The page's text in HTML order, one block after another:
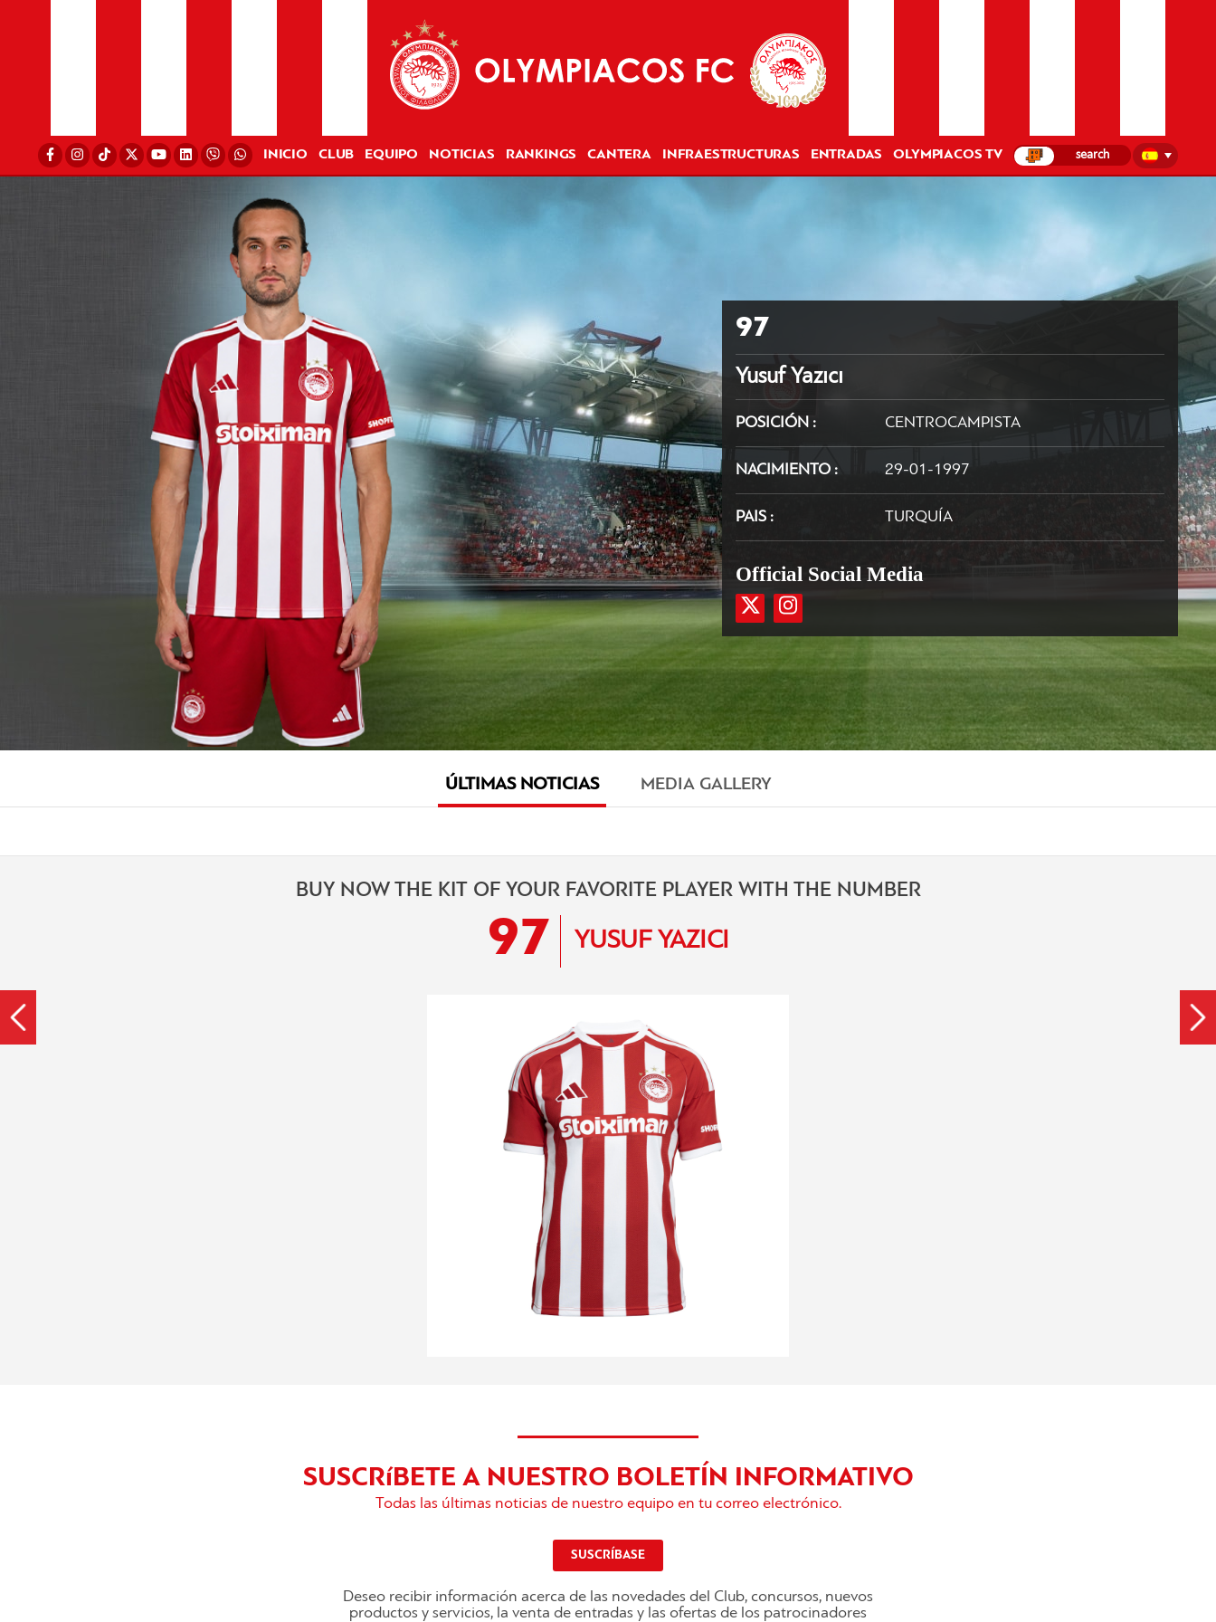
INICIO CLUB EQUIPO NOTICIAS RANKINGS CANTERA INFRAESTRUCTURAS ENTRADAS OLYMPIACOS TV
97
Yusuf Yazıcı
POSICIÓN CENTROCAMPISTA
NACIMIENTO 29-01-1997
PAIS TURQUÍA
Official Social Media
ÚLTIMAS NOTICIAS MEDIA GALLERY
BUY NOW THE KIT OF YOUR FAVORITE PLAYER WITH THE NUMBER
97 YUSUF YAZICI
SUSCRíBETE A NUESTRO BOLETÍN INFORMATIVO
Todas las últimas noticias de nuestro equipo en tu correo electrónico.
SUSCRÍBASE
Deseo recibir información acerca de las novedades del Club, concursos, nuevos
productos y servicios, la venta de entradas y las ofertas de los patrocinadores